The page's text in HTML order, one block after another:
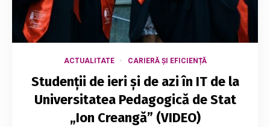
ACTUALITATE CARIERĂ ȘI EFICIENȚĂ
Studenții de ieri și de azi în IT de la
Universitatea Pedagogică de Stat
„Ion Creangă” (VIDEO)